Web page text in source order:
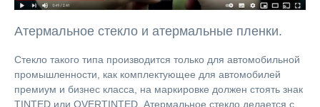
Атермальное стекло и атермальные пленки.
Стекло такого типа производится только для автомобильной
промышленности, как комплектующее для автомобилей
премиум и бизнес класса, на маркировке должен стоять знак
TINTED или OVERTINTED. Атермальное стекло делается с